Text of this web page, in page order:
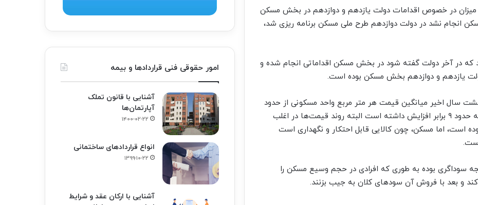
میزان در خصوص اقدامات دولت یازدهم و دوازدهم در بخش مسکن
انجام نشد در دولت دوازدهم طرح ملی مسکن برنامه ریزی شد،
که در آخر دولت گفته شود در بخش مسکن اقداماتی انجام شده و
یازدهم و دوازدهم بخش مسکن بوده است.
سال اخیر میانگین قیمت هر متر مربع واحد مسکونی از حدود
سه میلیون تومان به ۲۷ میلیون تومان رسید که حدود ۹ برابر افزایش داشته است البته روند قیمت‌ها در اغلب
است، اما مسکن، چون کالایی قابل احتکار و نگهداری است
سوداگری بوده به طوری که افرادی در حجم وسیع مسکن را
کند و بعد با فروش آن سود‌های کلان به جیب بزنند.
امور حقوقی فنی قراردادها و بیمه
آشنایی با قانون تملک
آپارتمان‌ها
۱۴۰۰-۰۲-۲۲
انواع قراردادهای ساختمانی
۱۳۹۹-۱۰-۲۲
آشنایی با ارکان عقد و شرايط